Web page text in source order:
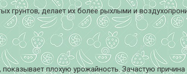
грунтов, делает их более рыхлыми и
плохую урожайность. Зачастую